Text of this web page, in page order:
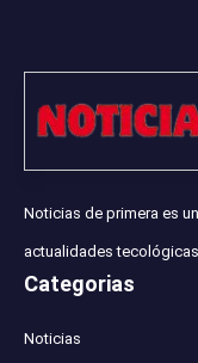
Noticias de primera es
actualidades
Categorias
Noticias